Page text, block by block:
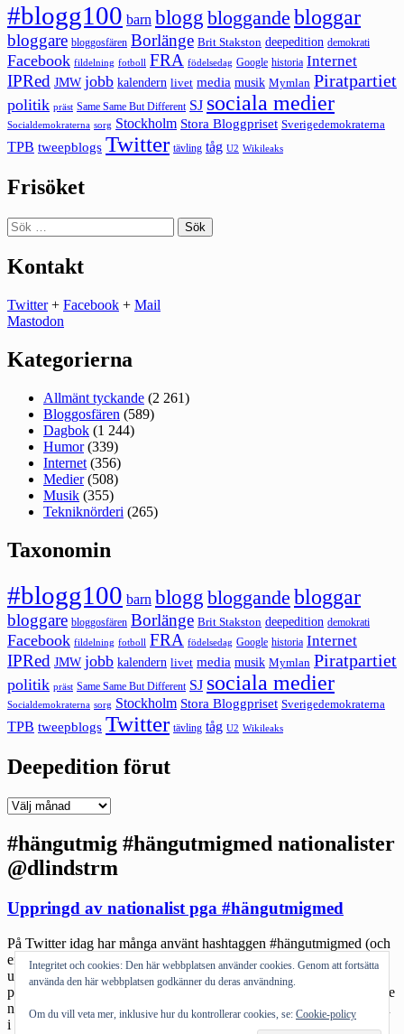
#blogg100 barn blogg bloggande bloggar
bloggare bloggosfären Borlänge Brit Stakston deepedition demokrati
Facebook fildelning fotboll FRA födelsedag Google historia Internet
IPRed JMW jobb kalendern livet media musik Mymlan Piratpartiet
politik präst Same Same But Different SJ sociala medier
Socialdemokraterna sorg Stockholm Stora Bloggpriset Sverigedemokraterna
TPB tweepblogs Twitter tävling tåg U2 Wikileaks
Frisöket
Sök
efter:
Kontakt
Twitter+ Facebook + Mail
Mastodon
Kategorierna
Allmänt tyckande (2 261)
Bloggosfären (589)
Dagbok (1 244)
Humor(339)
Internet (356)
Medier(508)
Musik (355)
Tekniknörderi (265)
Taxonomin
#blogg100 barn blogg bloggande bloggar
bloggare bloggosfären Borlänge Brit Stakston deepedition demokrati
Facebook fildelning fotboll FRA födelsedag Google historia Internet
IPRed JMW jobb kalendern livet media musik Mymlan Piratpartiet
politik präst Same Same But Different SJ sociala medier
Socialdemokraterna sorg Stockholm Stora Bloggpriset Sverigedemokraterna
TPB tweepblogs Twitter tävling tåg U2 Wikileaks
Deepedition förut
Deepedition
#hängutmig #hängutmigmed nationalister
@dlindstrm
Uppringd av nationalist pga #hängutmigmed
På Twitter idag har många använt hashtaggen #hängutmigmed (och
en del #hängutmig). Det hela har sin början i att tre unga tjejer blev
upprörda av en nazistisk demonstration i Bollnäs och valde att satsa
på en anti-rasistisk demonstration. Tjejerna blev uthängda på diverse
nationalistiska nätforum vilket gjorde att hashtaggen skapades. Men
i den minst sagt […]
Integritet och cookies: Den här webbplatsen använder cookies. Genom att fortsätta
använda den här webbplatsen godkänner du deras användning.
Om du vill veta mer, inklusive hur du kontrollerar cookies, se: Cookie-policy